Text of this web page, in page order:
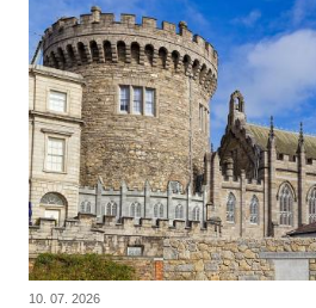
10. 07. 2026